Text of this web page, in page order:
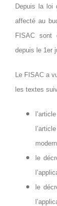
Depuis la loi
affecté au
FISAC sont
depuis le 1er
Le FISAC a
les textes
le
le